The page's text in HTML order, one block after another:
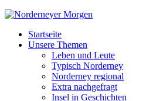
Startseite
Unsere Themen
Leben und Leute
Typisch Norderney
Norderney regional
Extra nachgefragt
Insel in Geschichten